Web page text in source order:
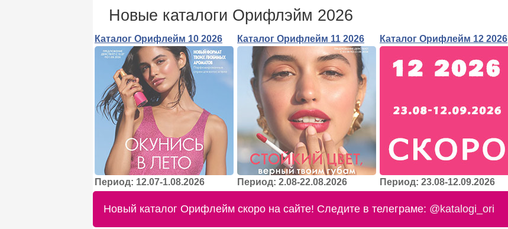
Новые каталоги Орифлэйм 2026
Каталог Орифлейм 10 2026
Период: 12.07-1.08.2026
Каталог Орифлейм 11 2026
Период: 2.08-22.08.2026
Каталог Орифлейм 12 2026
Период: 23.08-12.09.2026
Новый каталог Орифлейм скоро на сайте! Следите в телеграме: @katalogi_ori